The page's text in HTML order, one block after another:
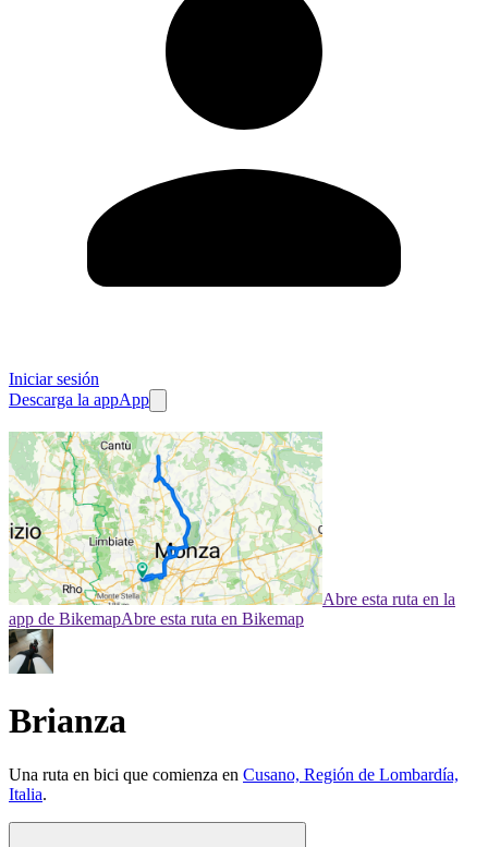
Iniciar sesión
Descarga la appApp
Abre esta ruta en la
app de BikemapAbre esta ruta en Bikemap
Brianza
Una ruta en bici que comienza en Cusano, Región de Lombardía,
Italia.